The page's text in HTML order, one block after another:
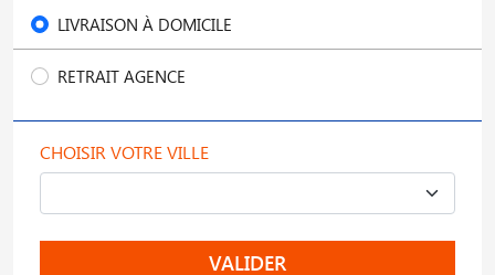
LIVRAISON À DOMICILE
RETRAIT AGENCE
CHOISIR VOTRE VILLE
VALIDER